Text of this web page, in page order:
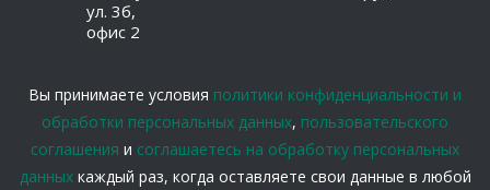
ул. 3б,
офис 2
Вы принимаете условия политики конфиденциальности и
обработки персональных данных, пользовательского
соглашения и соглашаетесь на обработку персональных
данныхкаждый раз, когда оставляете свои данные в любой